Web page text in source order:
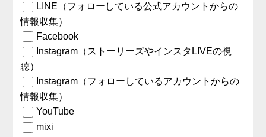
LINE（フォローしている公式アカウントからの
情報収集）
Facebook
Instagram（ストーリーズやインスタLIVEの視
聴）
Instagram（フォローしているアカウントからの
情報収集）
YouTube
mixi